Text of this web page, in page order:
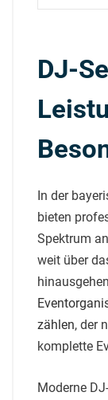
DJ-
In der
bieten
Spektrum
weit über
zählen, der
komplette
Moderne